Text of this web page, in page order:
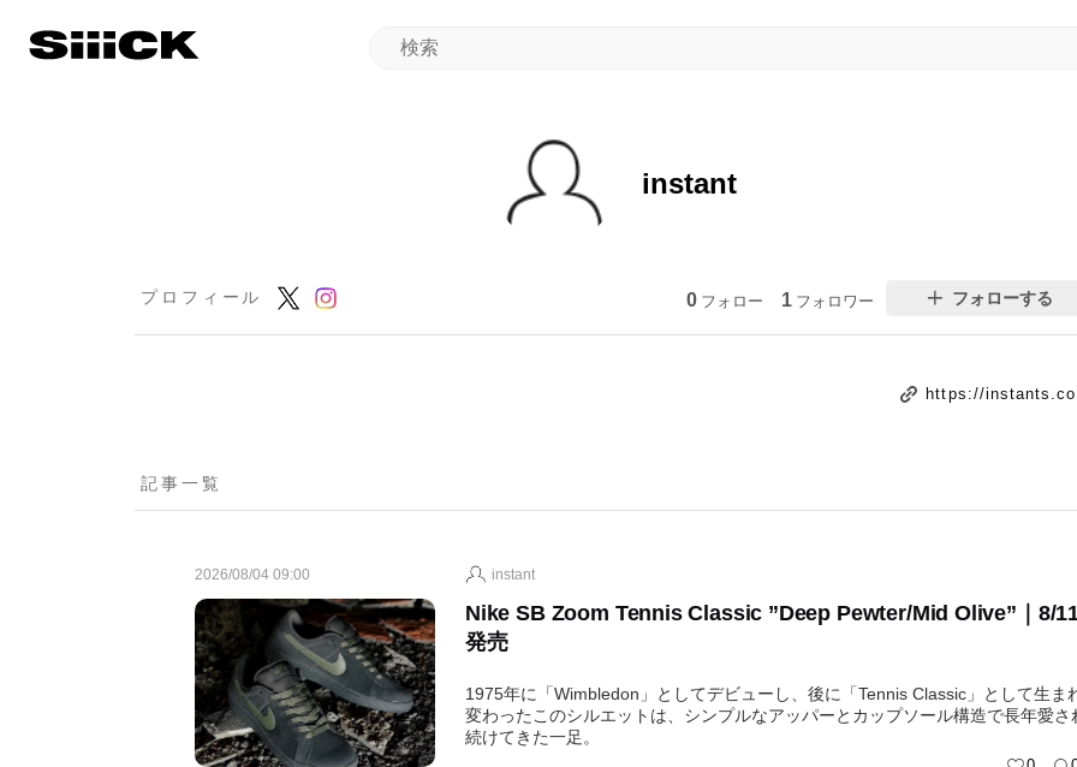
instant
プロフィール フォローする
1 フォロワー
0 フォロー
https://
記事一覧
2026/08/04 09:00 instant
Nike SB Zoom Tennis Classic ”Deep Pewter/Mid Olive”｜8/
発売
1975年に「Wimbledon」としてデビューし、後に「Tennis Classic」として生ま
変わったこのシルエットは、シンプルなアッパーとカップソール構造で長年愛さ
続けてきた一足。